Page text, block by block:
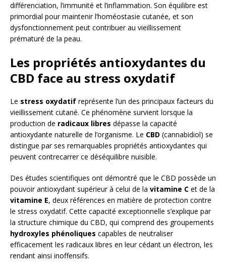
différenciation, l’immunité et l’inflammation. Son équilibre est
primordial pour maintenir l’homéostasie cutanée, et son
dysfonctionnement peut contribuer au vieillissement
prématuré de la peau.
Les propriétés antioxydantes du
CBD face au stress oxydatif
Le stress oxydatif représente l’un des principaux facteurs du
vieillissement cutané. Ce phénomène survient lorsque la
production de radicaux libres dépasse la capacité
antioxydante naturelle de l’organisme. Le CBD (cannabidiol) se
distingue par ses remarquables propriétés antioxydantes qui
peuvent contrecarrer ce déséquilibre nuisible.
Des études scientifiques ont démontré que le CBD possède un
pouvoir antioxydant supérieur à celui de la vitamine C et de la
vitamine E, deux références en matière de protection contre
le stress oxydatif. Cette capacité exceptionnelle s’explique par
la structure chimique du CBD, qui comprend des groupements
hydroxyles phénoliques capables de neutraliser
efficacement les radicaux libres en leur cédant un électron, les
rendant ainsi inoffensifs.